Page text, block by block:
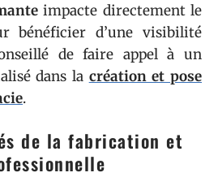
impacte directement le
bénéficier d’une visibilité
de faire appel à un
dans la création et pose
.
de la fabrication et